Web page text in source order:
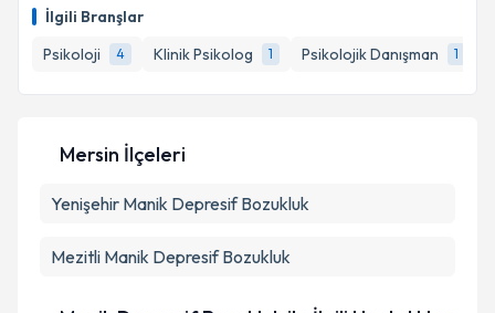
İlgili Branşlar
Psikoloji
4 Klinik Psikolog 1 Psikolojik Danışman 1
için bir takvim hazırlandığında e-posta ile
bilgilendireceğiz.
E-posta Adresiniz
Kişisel verilerimin işlenmesine ilişkin
kapsamda işlenmesini kabul ediyorum.
Mersin İlçeleri
Yenişehir Manik Depresif Bozukluk
Mezitli Manik Depresif Bozukluk